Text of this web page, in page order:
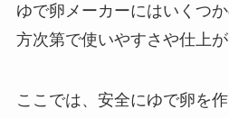
ゆで卵メーカーにはいくつ
方次第で使いやすさや仕上が
ここでは、安全にゆで卵を